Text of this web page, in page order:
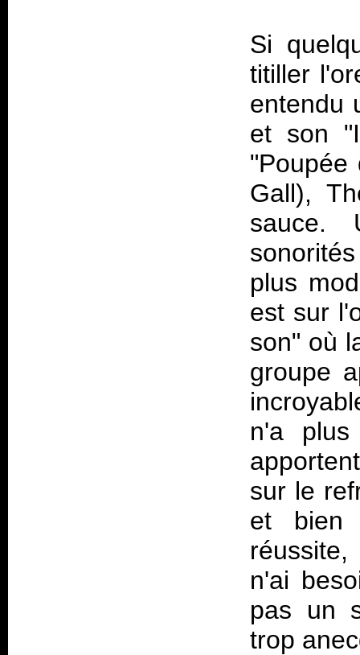
Si
titiller
entendu
et son
Gall),
sauce.
plus
est sur
son" où
groupe
n'a
sur le
et bien
n'ai
pas un
trop